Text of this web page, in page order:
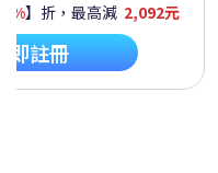
】折，最高減 2,092元
即註冊